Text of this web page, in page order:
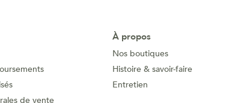
de vente
À propos
Nos boutiques
Histoire & savoir-faire
Entretien